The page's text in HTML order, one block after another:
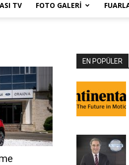
TV FOTO GALERI
EN POPÜLER